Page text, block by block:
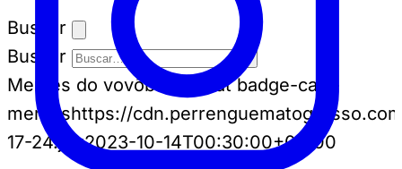
Buscar
Buscar
Memes do vovôbadge-cat badge-cat--
memeshttps://
17-24.jpg2023-10-14T00:30:00+00:00